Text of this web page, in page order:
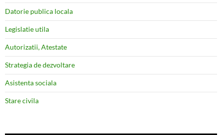
Datorie publica locala
Legislatie utila
Autorizatii, Atestate
Strategia de dezvoltare
Asistenta sociala
Stare civila